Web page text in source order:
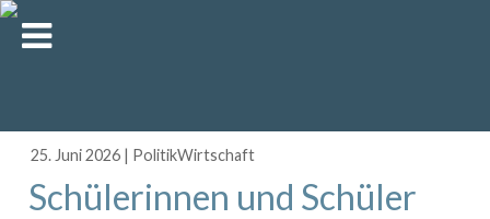
25. Juni 2026 | PolitikWirtschaft
Schülerinnen und Schüler